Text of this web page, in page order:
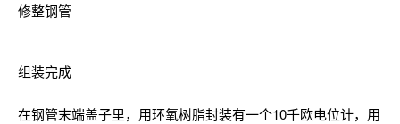
修整钢管
组装完成
在钢管末端盖子里，用环氧树脂封装有一个10千欧电位计，用